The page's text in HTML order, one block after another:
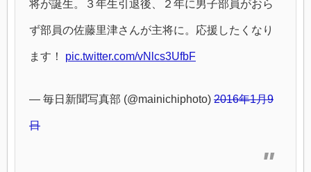
将が誕生。３年生引退後、２年に男子部員がおら
ず部員の佐藤里津さんが主将に。応援したくなり
ます！ pic.twitter.com/vNlcs3UfbF
— 毎日新聞写真部 (@mainichiphoto) 2016年1月9
日